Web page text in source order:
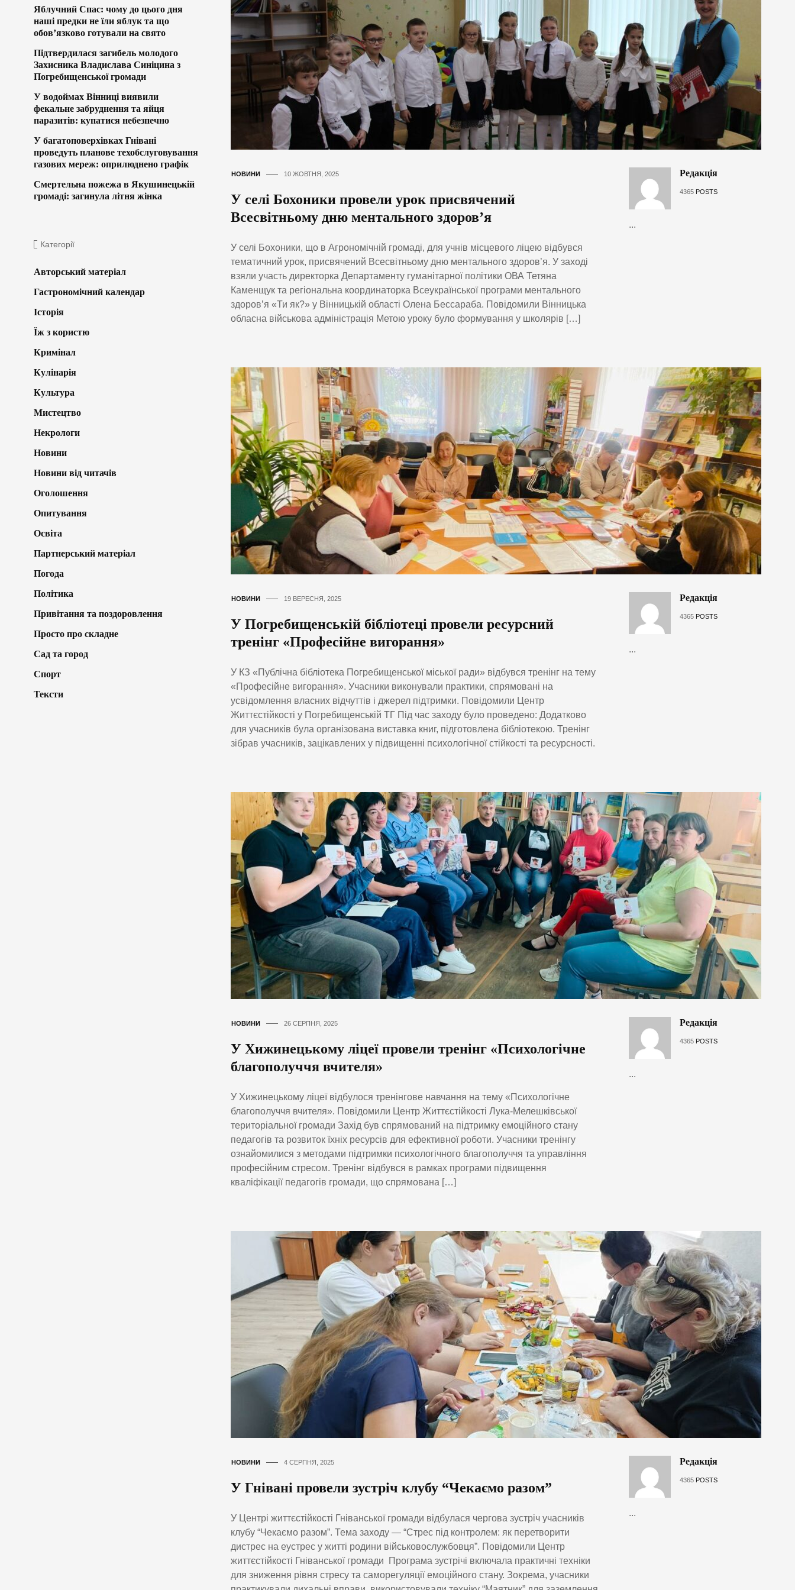
НОВИНИ 10 ЖОВТНЯ, 2025
У селі Бохоники провели урок присвячений
Всесвітньому дню ментального здоров’я
У селі Бохоники, що в Агрономічній громаді, для учнів місцевого ліцею відбувся
тематичний урок, присвячений Всесвітньому дню ментального здоров’я. У заході
взяли участь директорка Департаменту гуманітарної політики ОВА Тетяна
Каменщук та регіональна координаторка Всеукраїнської програми ментального
здоров’я «Ти як?» у Вінницькій області Олена Бессараба. Повідомили Вінницька
обласна військова адміністрація Метою уроку було формування у школярів […]
Редакція
4365 POSTS
...
НОВИНИ 19 ВЕРЕСНЯ, 2025
У Погребищенській бібліотеці провели ресурсний
тренінг «Професійне вигорання»
У КЗ «Публічна бібліотека Погребищенської міської ради» відбувся тренінг на тему
«Професійне вигорання». Учасники виконували практики, спрямовані на
усвідомлення власних відчуттів і джерел підтримки. Повідомили Центр
Життєстійкості у Погребищенській ТГ Під час заходу було проведено: Додатково
для учасників була організована виставка книг, підготовлена бібліотекою. Тренінг
зібрав учасників, зацікавлених у підвищенні психологічної стійкості та ресурсності.
Редакція
4365 POSTS
...
НОВИНИ 26 СЕРПНЯ, 2025
У Хижинецькому ліцеї провели тренінг «Психологічне
благополуччя вчителя»
У Хижинецькому ліцеї відбулося тренінгове навчання на тему «Психологічне
благополуччя вчителя». Повідомили Центр Життєстійкості Лука-Мелешківської
територіальної громади Захід був спрямований на підтримку емоційного стану
педагогів та розвиток їхніх ресурсів для ефективної роботи. Учасники тренінгу
ознайомилися з методами підтримки психологічного благополуччя та управління
професійним стресом. Тренінг відбувся в рамках програми підвищення
кваліфікації педагогів громади, що спрямована […]
Редакція
4365 POSTS
...
НОВИНИ 4 СЕРПНЯ, 2025
У Гнівані провели зустріч клубу “Чекаємо разом”
У Центрі життєстійкості Гніванської громади відбулася чергова зустріч учасників
клубу “Чекаємо разом”. Тема заходу — “Стрес під контролем: як перетворити
дистрес на еустрес у житті родини військовослужбовця”. Повідомили Центр
життєстійкості Гніванської громади Програма зустрічі включала практичні техніки
для зниження рівня стресу та саморегуляції емоційного стану. Зокрема, учасники
Редакція
4365 POSTS
...
Яблучний Спас: чому до цього дня
наші предки не їли яблук та що
обов’язково готували на свято
Підтвердилася загибель молодого
Захисника Владислава Синіцина з
Погребищенської громади
У водоймах Вінниці виявили
фекальне забруднення та яйця
паразитів: купатися небезпечно
У багатоповерхівках Гнівані
проведуть планове техобслуговування
газових мереж: оприлюднено графік
Смертельна пожежа в Якушинецькій
громаді: загинула літня жінка
Категорії
Авторський матеріал
Гастрономічний календар
Історія
Їж з користю
Кримінал
Кулінарія
Культура
Мистецтво
Некрологи
Новини
Новини від читачів
Оголошення
Опитування
Освіта
Партнерський матеріал
Погода
Політика
Привітання та поздоровлення
Просто про складне
Сад та город
Спорт
Тексти